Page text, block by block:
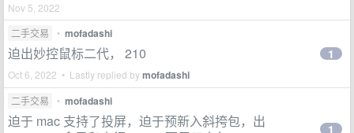
Nov 5, 2022
二手交易
• mofadashi
迫出妙控鼠标二代， 210
Oct 6, 2022 • Lastly replied bymofadashi
1
二手交易 • mofadashi
迫于 mac 支持了投屏，迫于预新入斜挎包，出
1